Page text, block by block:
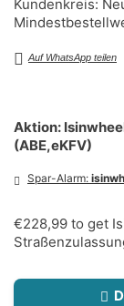
Kundenkreis:
Auf WhatsApp teilen
Aktion:
(ABE,eKFV)
Spar-Alarm:
€228,99 to get